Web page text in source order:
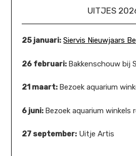
UITJES
25 januari: Siervis Nieuwjaars
26 februari: Bakkenschouw bij
21 maart: Bezoek aquarium
6 juni: Bezoek aquarium winkels
27 september: Uitje Artis